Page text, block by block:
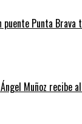
Punta Brava
Muñoz recibe